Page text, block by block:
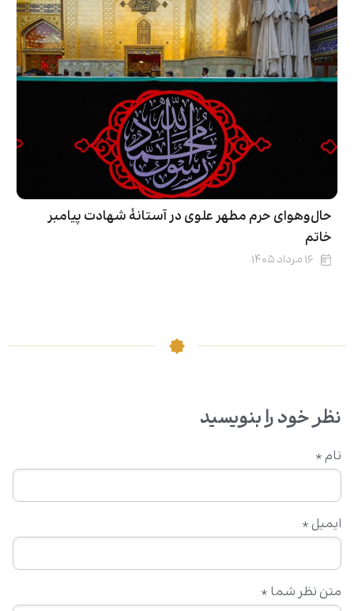
حال‌وهوای حرم مطهر علوی در آستانۀ شهادت پیامبر
خاتم
۱۶ مرداد ۱۴۰۵
نظر خود را بنویسید
متن نظر شما *
نام *
ایمیل *